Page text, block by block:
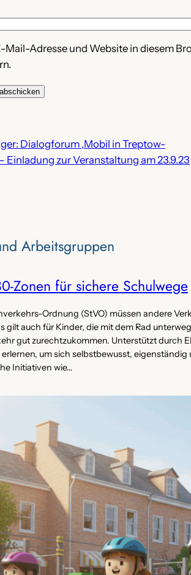
Arbeitsgruppen
Zonen für sichere Schulwege
Ordnung (StVO) müssen andere
gilt auch für Kinder, die mit dem Rad
gut zurechtzukommen. Unterstützt durch
um sich selbstbewusst,
Initiativen wie…
Mail-Adresse und Website in diesem
Dialogforum ‚Mobil in Treptow-
Einladung zur Veranstaltung am 23.9.23